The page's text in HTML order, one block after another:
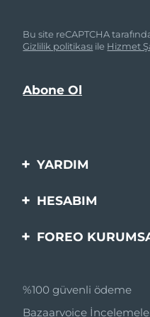
Bu site reCAPTCHA
Gizlilik politikası ile Hizmet
YARDIM
Bi̇zi̇mle İleti̇şi̇me
HESABIM
Ürün Kaydı
FOREO
Ortaklik Programi
%100 güvenli ödeme
Bazaarvoice